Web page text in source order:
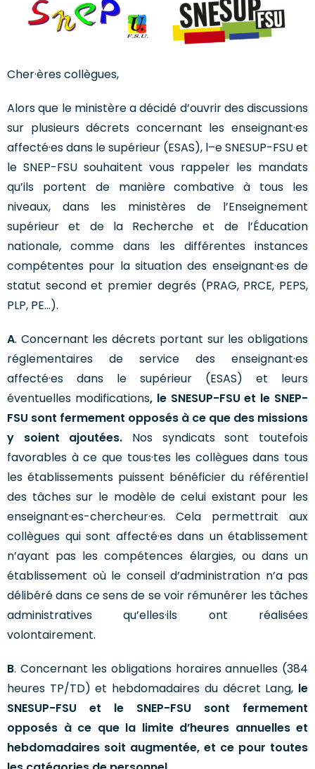
Cher·ères collègues,
Alors que le ministère a décidé d’ouvrir des discussions
sur plusieurs décrets concernant les enseignant·es
affecté·es dans le supérieur (ESAS), l–e SNESUP-FSU et
le SNEP-FSU souhaitent vous rappeler les mandats
qu’ils portent de manière combative à tous les
niveaux, dans les ministères de l’Enseignement
supérieur et de la Recherche et de l’Éducation
nationale, comme dans les différentes instances
compétentes pour la situation des enseignant·es de
statut second et premier degrés (PRAG, PRCE, PEPS,
PLP, PE…).
A. Concernant les décrets portant sur les obligations
réglementaires de service des enseignant·es
affecté·es dans le supérieur (ESAS) et leurs
éventuelles modifications, le SNESUP-FSU et le SNEP-
FSU sont fermement opposés à ce que des missions
y soient ajoutées. Nos syndicats sont toutefois
favorables à ce que tous·tes les collègues dans tous
les établissements puissent bénéficier du référentiel
des tâches sur le modèle de celui existant pour les
enseignant·es-chercheur·es. Cela permettrait aux
collègues qui sont affecté·es dans un établissement
n’ayant pas les compétences élargies, ou dans un
établissement où le conseil d’administration n’a pas
délibéré dans ce sens de se voir rémunérer les tâches
administratives qu’elles·ils ont réalisées
volontairement.
B. Concernant les obligations horaires annuelles (384
heures TP/TD) et hebdomadaires du décret Lang, le
SNESUP-FSU et le SNEP-FSU sont fermement
opposés à ce que la limite d’heures annuelles et
hebdomadaires soit augmentée, et ce pour toutes